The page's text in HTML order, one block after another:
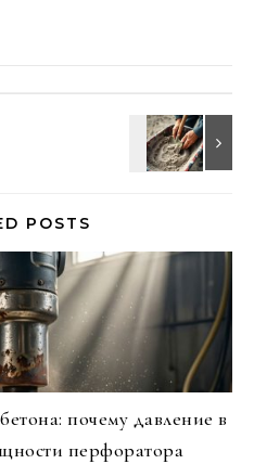
POSTS
почему давление в
перфоратора